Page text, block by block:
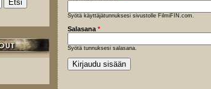
Syötä käyttäjätunnuksesi sivustolle FilmiFIN.com.
Salasana *
Syötä tunnuksesi salasana.